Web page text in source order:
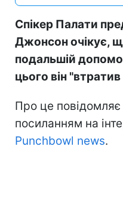
Спікер Палати
Джонсон очікує,
подальшій
цього він
Про це повідомляє
посиланням на
Punchbowl news.